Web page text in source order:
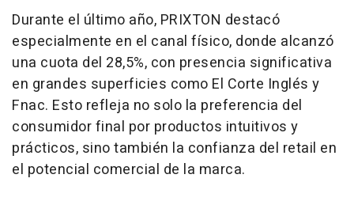
Durante el último año, PRIXTON destacó
especialmente en el canal físico, donde alcanzó
una cuota del 28,5%, con presencia significativa
en grandes superficies como El Corte Inglés y
Fnac. Esto refleja no solo la preferencia del
consumidor final por productos intuitivos y
prácticos, sino también la confianza del retail en
el potencial comercial de la marca.